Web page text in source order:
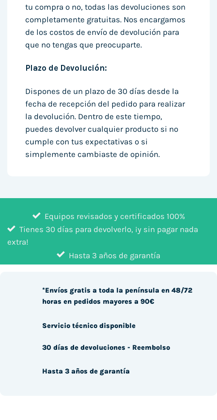
tu compra o no, todas las devoluciones son
completamente gratuitas. Nos encargamos
de los costos de envío de devolución para
que no tengas que preocuparte.
Plazo de Devolución:
Dispones de un plazo de 30 días desde la
fecha de recepción del pedido para realizar
la devolución. Dentro de este tiempo,
puedes devolver cualquier producto si no
cumple con tus expectativas o si
simplemente cambiaste de opinión.
Equipos revisados y certificados 100%
Tienes 30 días para devolverlo, ¡y sin pagar nada
extra!
Hasta 3 años de garantía
*Envíos gratis a toda la península en 48/72
horas en pedidos mayores a 90€
Servicio técnico disponible
30 días de devoluciones - Reembolso
Hasta 3 años de garantía